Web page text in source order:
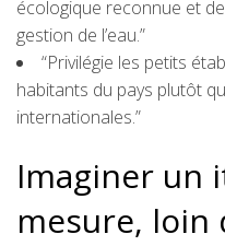
écologique reconnue et
gestion de l’eau.”
“Privilégie les petits
habitants du pays plutôt
internationales.”
Imaginer un
mesure,